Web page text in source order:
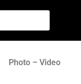
Photo – Video